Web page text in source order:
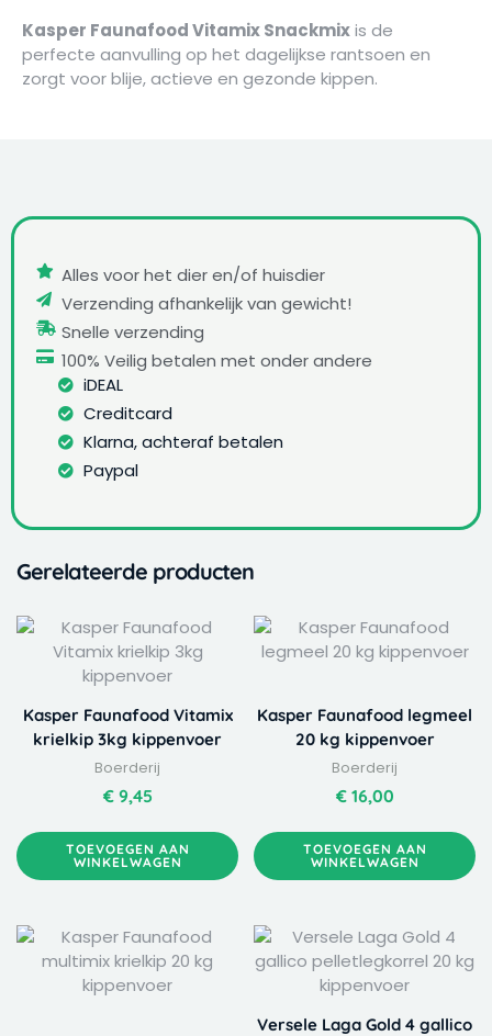
Kasper Faunafood Vitamix Snackmixis de
perfecte aanvulling op het dagelijkse rantsoen en
zorgt voor blije, actieve en gezonde kippen.
Alles voor het dier en/of huisdier
Verzending afhankelijk van gewicht!
Snelle verzending
100% Veilig betalen met onder andere
iDEAL
Creditcard
Klarna, achteraf betalen
Paypal
Gerelateerde producten
Kasper Faunafood Vitamix
krielkip 3kg kippenvoer
Boerderij
€9,45
TOEVOEGEN AAN
WINKELWAGEN
Kasper Faunafood legmeel
20 kg kippenvoer
Boerderij
€16,00
TOEVOEGEN AAN
WINKELWAGEN
Versele Laga Gold 4 gallico